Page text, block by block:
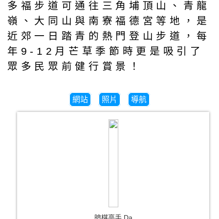
多福步道可通往三角埔頂山、青龍
嶺、大同山與南寮福德宮等地，是
近郊一日踏青的熱門登山步道，每
年9-12月芒草季節時更是吸引了
眾多民眾前健行賞景！
網站 照片 導航
暗棋高手 Da